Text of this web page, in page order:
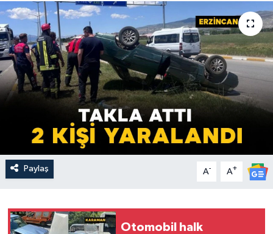
Paylaş A- A+
Otomobil halk